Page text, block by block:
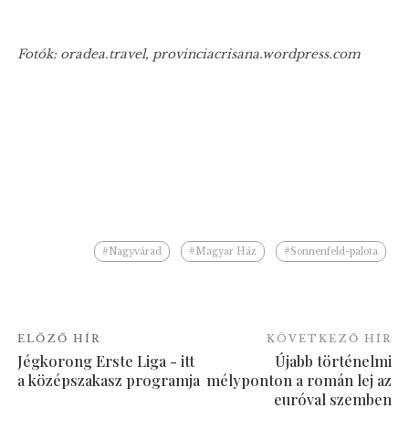
Fotók: oradea.travel, provinciacrisana.wordpress.com
#Nagyvárad #Magyar Ház #Sonnenfeld-palota
ELŐZŐ HÍR
Jégkorong Erste Liga - itt
a középszakasz programja
KÖVETKEZŐ HÍR
Újabb történelmi
mélyponton a román lej az
euróval szemben